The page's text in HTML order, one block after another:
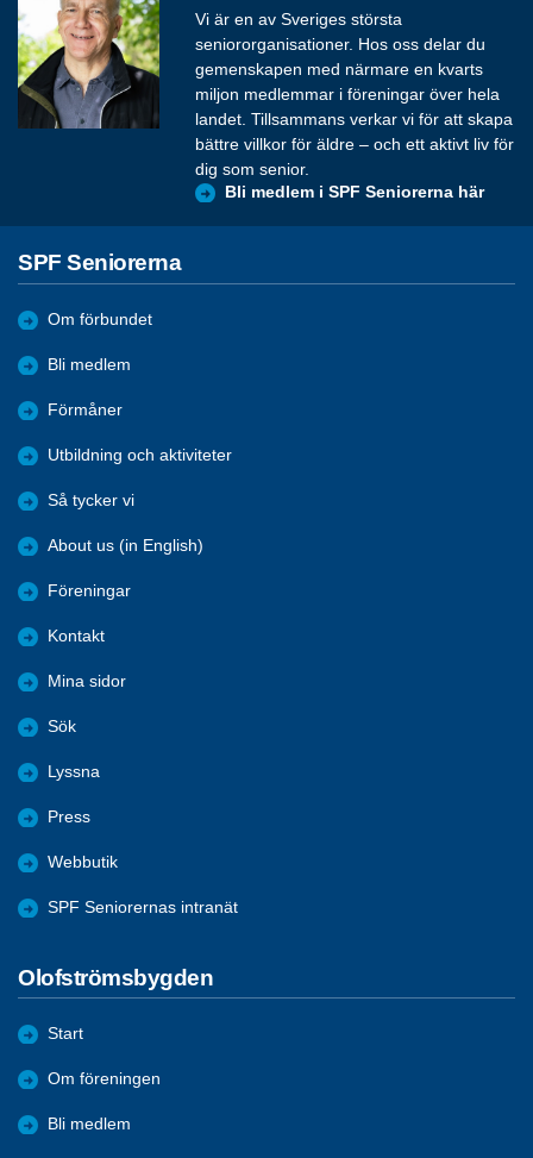
Vi är en av Sveriges största
seniororganisationer. Hos oss delar du
gemenskapen med närmare en kvarts
miljon medlemmar i föreningar över hela
landet. Tillsammans verkar vi för att skapa
bättre villkor för äldre – och ett aktivt liv för
dig som senior.
Bli medlem i SPF Seniorerna här
SPF Seniorerna
Om förbundet
Bli medlem
Förmåner
Utbildning och aktiviteter
Så tycker vi
About us (in English)
Föreningar
Kontakt
Mina sidor
Sök
Lyssna
Press
Webbutik
SPF Seniorernas intranät
Olofströmsbygden
Start
Om föreningen
Bli medlem